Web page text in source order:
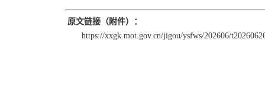
原文链接（附件）：
https://xxgk.mot.gov.cn/jigou/ysfws/202606/